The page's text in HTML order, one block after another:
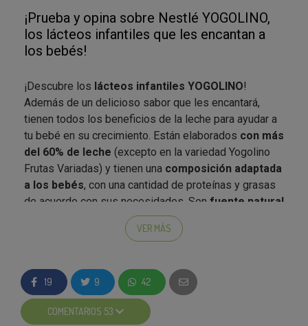
¡Prueba y opina sobre Nestlé YOGOLINO,
los lácteos infantiles que les encantan a
los bebés!
¡Descubre los lácteos infantiles YOGOLINO!
Además de un delicioso sabor que les encantará,
tienen todos los beneficios de la leche para ayudar a
tu bebé en su crecimiento. Están elaborados con más
del 60% de leche (excepto en la variedad Yogolino
Frutas Variadas) y tienen una composición adaptada
a los bebés, con una cantidad de proteínas y grasas
de acuerdo con sus necesidades. Son fuente natural
, que contribuye al crecimiento y desarrollo
normal de los huesos de los bebés y
Podréis encontrar
tres tamaños y seis variedades
(natural y natural sin azúcar añadido, fresa, plátano,
fresa plátano sin azúcar añadido y galleta) de NESTLÉ
VER MÁS
19 9 42
COMENTARIOS 53